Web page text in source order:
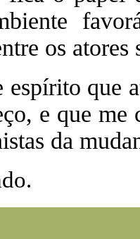
os atores
espírito que
e que me
da